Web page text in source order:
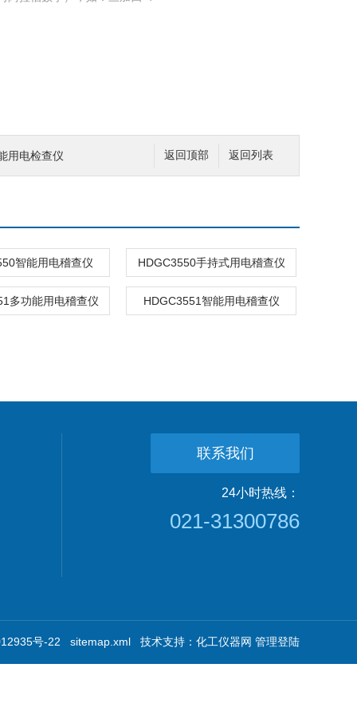
返回列表
返回顶部
用电检查仪
智能用电稽查仪 HDGC3550手持式用电稽查仪
多功能用电稽查仪 HDGC3551智能用电稽查仪
联系我们
24小时热线：
021-31300786
号-22 sitemap.xml 技术支持： 化工仪器网 管理登陆